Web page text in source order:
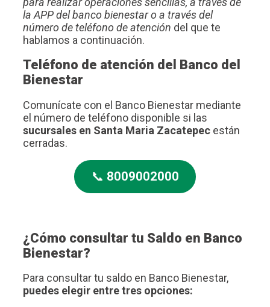
la APP del banco bienestar o a través del
número de teléfono de atención del que te
hablamos a continuación.
Teléfono de atención del Banco del
Bienestar
Comunícate con el Banco Bienestar mediante
el número de teléfono disponible si las
sucursales en Santa Maria Zacatepec están
cerradas.
📞 8009002000
¿Cómo consultar tu Saldo en Banco
Bienestar?
Para consultar tu saldo en Banco Bienestar,
puedes elegir entre tres opciones: